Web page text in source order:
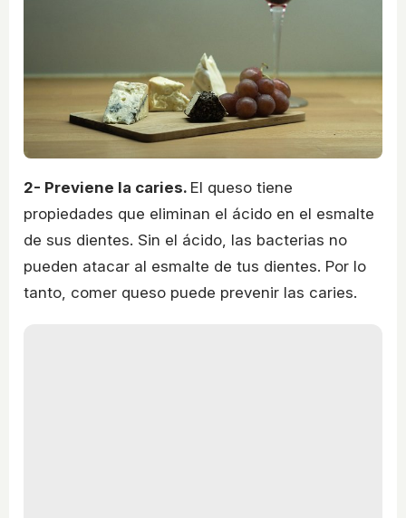
2- Previene la caries. El queso tiene
propiedades que eliminan el ácido en el esmalte
de sus dientes. Sin el ácido, las bacterias no
pueden atacar al esmalte de tus dientes. Por lo
tanto, comer queso puede prevenir las caries.